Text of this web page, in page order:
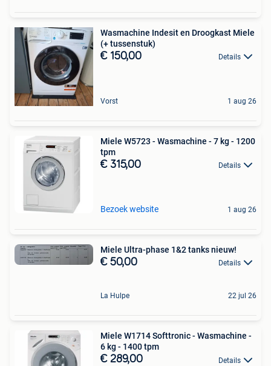
Wasmachine Indesit en Droogkast Miele
(+ tussenstuk)
€ 150,00 Details
Vorst 1 aug 26
Miele W5723 - Wasmachine - 7 kg - 1200
tpm
€ 315,00 Details
Bezoek website 1 aug 26
Miele Ultra-phase 1&2 tanks nieuw!
€ 50,00 Details
La Hulpe 22 jul 26
Miele W1714 Softtronic - Wasmachine -
6 kg - 1400 tpm
€ 289,00 Details